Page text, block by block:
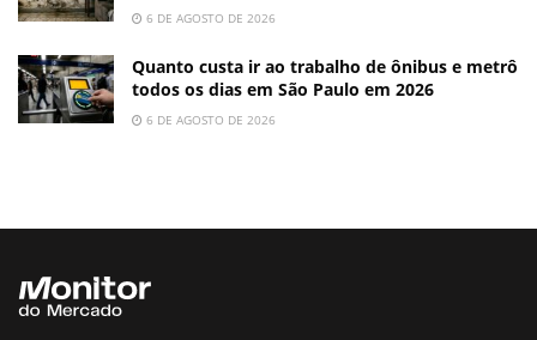
6 DE AGOSTO DE 2026
Quanto custa ir ao trabalho de ônibus e metrô
todos os dias em São Paulo em 2026
6 DE AGOSTO DE 2026